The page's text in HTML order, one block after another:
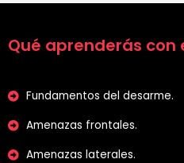
Qué aprenderás con
Fundamentos del desarme.
Amenazas frontales.
Amenazas laterales.